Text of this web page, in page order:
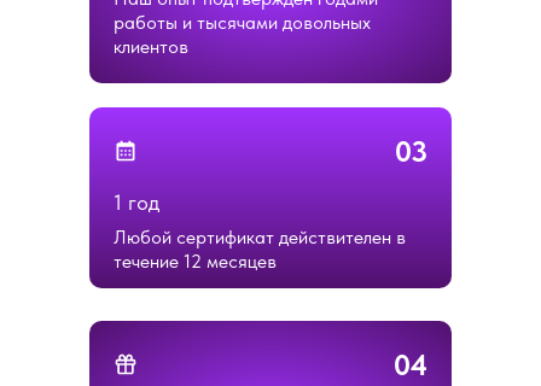
04
работы и тысячами довольных
клиентов
03
1 год
Любой сертификат действителен в
течение 12 месяцев